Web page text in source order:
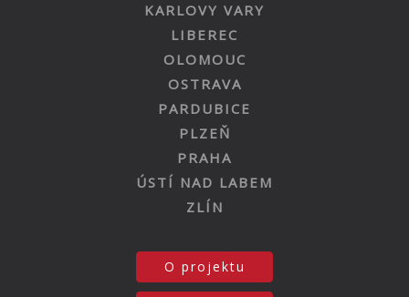
KARLOVY VARY
LIBEREC
OLOMOUC
OSTRAVA
PARDUBICE
PLZEŇ
PRAHA
ÚSTÍ NAD LABEM
ZLÍN
O projektu